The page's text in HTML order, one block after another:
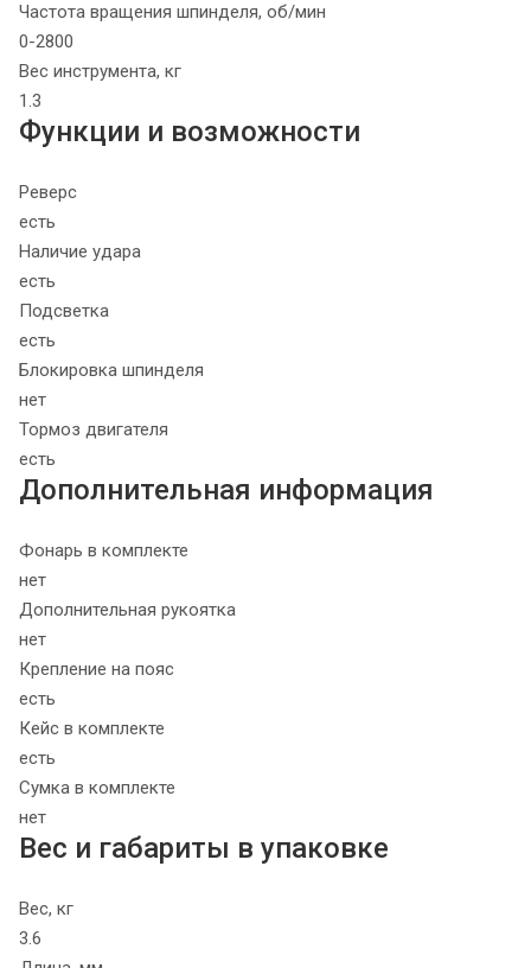
Частота вращения шпинделя, об/мин
0-2800
Вес инструмента, кг
1.3
Функции и возможности
Реверс
есть
Наличие удара
есть
Подсветка
есть
Блокировка шпинделя
нет
Тормоз двигателя
есть
Дополнительная информация
Фонарь в комплекте
нет
Дополнительная рукоятка
нет
Крепление на пояс
есть
Кейс в комплекте
есть
Сумка в комплекте
нет
Вес и габариты в упаковке
Вес, кг
3.6